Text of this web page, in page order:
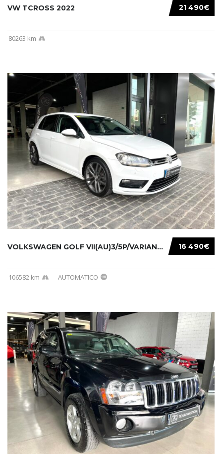
21 490€
VW TCROSS 2022
80263 km
16 490€
VOLKSWAGEN GOLF VII(AU)3/5P/VARIANT(12-16 20...
106582 km AUTOMATICO